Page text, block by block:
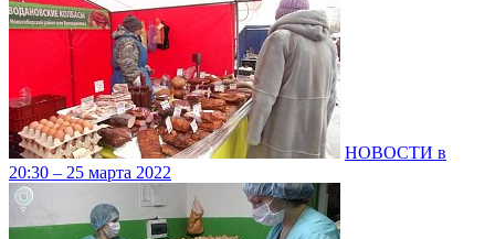
НОВОСТИ в
20:30 – 25 марта 2022